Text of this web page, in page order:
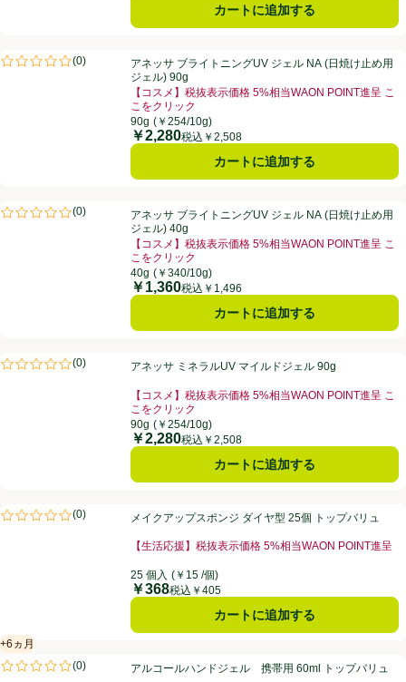
カートに追加する
アネッサ ブライトニングUV ジェル NA (日焼け止め用ジェル) 90g
(0)
評価は0件のレビューで5点中0.0点。アネッサ ブライトニングUV ジェル NA (日焼け止め用
ジェル) 90g
【コスメ】税抜表示価格 5%相当WAON POINT進呈 こ
こをクリック
90g (￥254/10g)
価格
￥2,280税込￥2,508
カートに追加する
アネッサ ブライトニングUV ジェル NA (日焼け止め用ジェル) 40g
(0)
評価は0件のレビューで5点中0.0点。アネッサ ブライトニングUV ジェル NA (日焼け止め用
ジェル) 40g
【コスメ】税抜表示価格 5%相当WAON POINT進呈 こ
こをクリック
40g (￥340/10g)
価格
￥1,360税込￥1,496
カートに追加する
アネッサ ミネラルUV マイルドジェル 90g
(0)
評価は0件のレビューで5点中0.0点。アネッサ ミネラルUV マイルドジェル 90g
【コスメ】税抜表示価格 5%相当WAON POINT進呈 こ
こをクリック
90g (￥254/10g)
価格
￥2,280税込￥2,508
カートに追加する
メイクアップスポンジ ダイヤ型 25個 トップバリュ
(0)
評価は0件のレビューで5点中0.0点。メイクアップスポンジ ダイヤ型 25個 トップバリュ
【生活応援】税抜表示価格 5%相当WAON POINT進呈
25 個入 (￥15 /個)
価格
￥368税込￥405
カートに追加する
アルコールハンドジェル 携帯用 60ml トップバリュ
+6ヵ月
賞味・消費期限保証：6ヵ月
(0)
評価は0件のレビューで5点中0.0点。アルコールハンドジェル 携帯用 60ml トップバリュ